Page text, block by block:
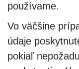
používame.
Vo väčšine
údaje
pokiaľ